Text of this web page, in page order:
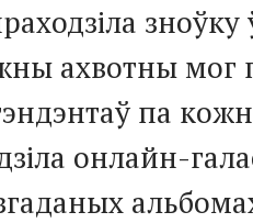
ахвотны мог
па
онлайн-